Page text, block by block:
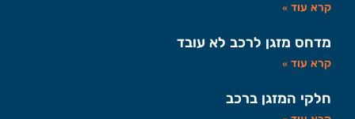
קרא עוד »
מדחס מזגן לרכב לא עובד
קרא עוד »
חלקי המזגן ברכב